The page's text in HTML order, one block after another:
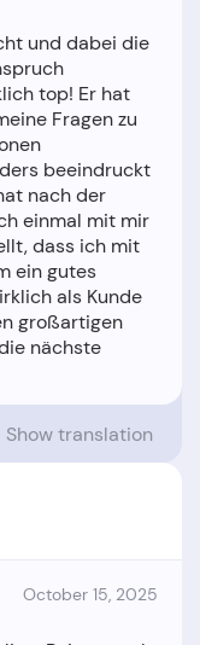
und dabei die
top! Er hat
Fragen zu
beeindruckt
nach der
einmal mit mir
dass ich mit
ein gutes
als Kunde
großartigen
nächste
Show translation
October 15, 2025